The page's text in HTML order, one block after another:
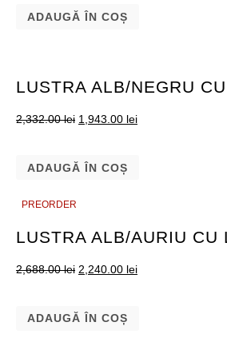
ADAUGĂ ÎN COȘ
LUSTRA ALB/NEGRU
2,332.00lei 1,943.00 lei
ADAUGĂ ÎN COȘ
PREORDER
PREORDER
LUSTRA ALB/AURIU CU
2,688.00lei 2,240.00 lei
ADAUGĂ ÎN COȘ